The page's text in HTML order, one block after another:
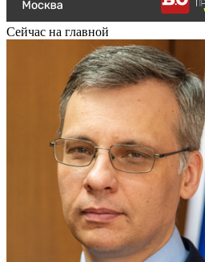
Сейчас на главной